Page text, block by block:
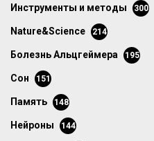
инструменты и методы 300
Nature&Science 214
болезнь Альцгеймера 195
сон 151
память 148
нейроны 144